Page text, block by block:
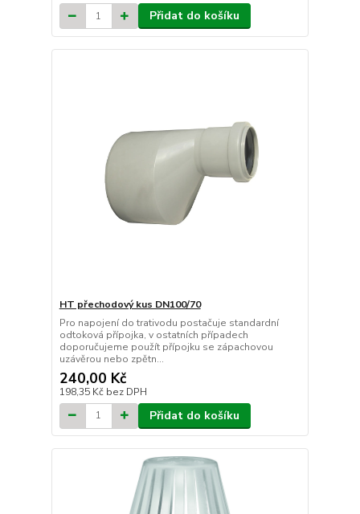
Přidat do košíku
HT přechodový kus DN100/70
Pro napojení do trativodu postačuje standardní
odtoková přípojka, v ostatních případech
doporučujeme použít přípojku se zápachovou
uzávěrou nebo zpětn...
240,00 Kč
198,35 Kč bez DPH
Přidat do košíku